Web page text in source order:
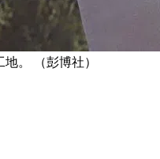
。 （彭博社）